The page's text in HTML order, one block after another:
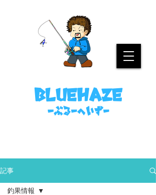
bluehaze
​－ぶるーへいずー
記事
釣果情報